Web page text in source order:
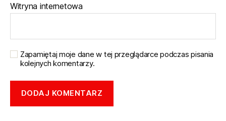
Witryna internetowa
Zapamiętaj moje dane w tej przeglądarce podczas pisania
kolejnych komentarzy.